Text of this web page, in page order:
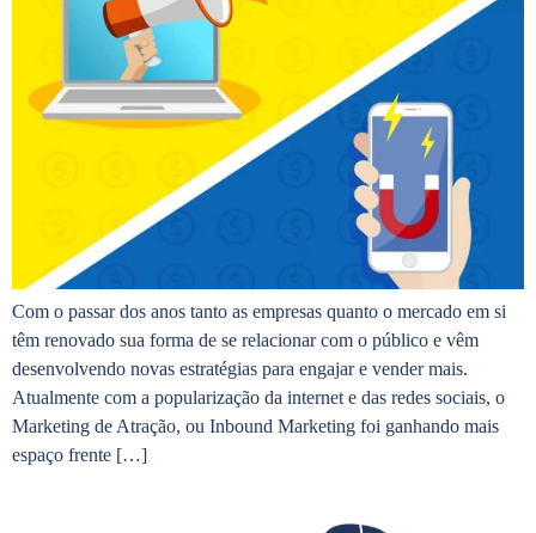
Com o passar dos anos tanto as empresas quanto o mercado em si
têm renovado sua forma de se relacionar com o público e vêm
desenvolvendo novas estratégias para engajar e vender mais.
Atualmente com a popularização da internet e das redes sociais, o
Marketing de Atração, ou Inbound Marketing foi ganhando mais
espaço frente […]